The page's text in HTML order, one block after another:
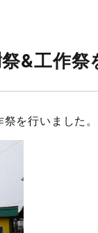
&工作
を行いました。